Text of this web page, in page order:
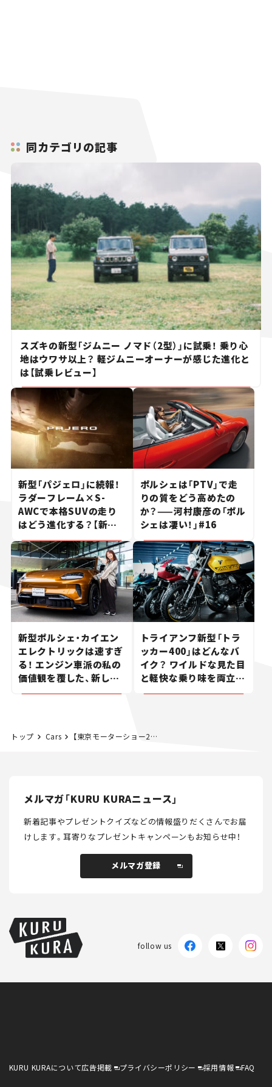
同カテゴリの記事
スズキの新型「ジムニー ノマド（2型）」に試乗！ 乗り心
地はウワサ以上？ 軽ジムニーオーナーが感じた進化と
は【試乗レビュー】
新型「パジェロ」に続報！
ラダーフレーム×S-
AWCで本格SUVの走り
はどう進化する？【新車
ニュース】
ポルシェは「PTV」で走
りの質をどう高めたの
か？——河村康彦の「ポル
シェは凄い！」#16
新型ポルシェ・カイエン
エレクトリックは速すぎ
る！ エンジン車派の私の
価値観を覆した、新しい
ポルシェの走り。
トライアンフ新型「トラ
ッカー400」はどんなバ
イク？ ワイルドな見た目
と軽快な乗り味を両立し
た400ccフラットトラッ
トップ Cars 【東京モーターショー2017】ドデカイの大集合(1) いすゞ＆日野の13車種
メルマガ「KURU KURAニュース」
新着記事やプレゼントクイズなどの情報盛りだくさんでお届
けします。耳寄りなプレゼントキャンペーンもお知らせ中！
メルマガ登録
follow us
KURU KURAについて広告掲載 プライバシーポリシー 採用情報 FAQ